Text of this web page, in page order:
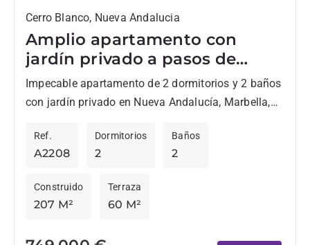
Cerro Blanco, Nueva Andalucia
Amplio apartamento con
jardín privado a pasos de
Centro Plaza, en Nueva
Andalucía
Impecable apartamento de 2 dormitorios y 2 baños
con jardín privado en Nueva Andalucía, Marbella,
pie...
A2208
Ref.
2
Dormitorios
2
Baños
207 M²
Construido
60 M²
Terraza